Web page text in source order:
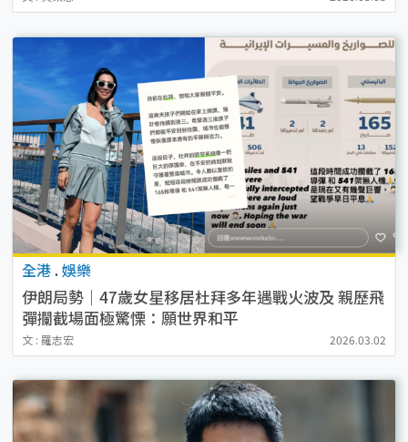
全港 . 娛樂
伊朗局勢｜47歲女星移居杜拜多年遇戰火波及 親歷飛
彈攔截場面極驚慄：願世界和平
文 : 羅志宏 2026.03.02